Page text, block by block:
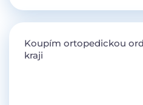
Koupím ortopedickou
kraji